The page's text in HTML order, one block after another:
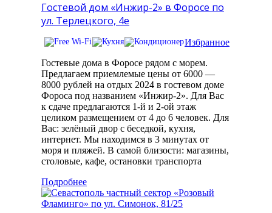
Гостевой дом «Инжир-2» в Форосе по
ул. Терлецкого, 4е
Избранное
Гостевые дома в Форосе рядом с морем.
Предлагаем приемлемые цены от 6000 —
8000 рублей на отдых 2024 в гостевом доме
Фороса под названием «Инжир-2». Для Вас
к сдаче предлагаются 1-й и 2-ой этаж
целиком размещением от 4 до 6 человек. Для
Вас: зелёный двор с беседкой, кухня,
интернет. Мы находимся в 3 минутах от
моря и пляжей. В самой близости: магазины,
столовые, кафе, остановки транспорта
Подробнее